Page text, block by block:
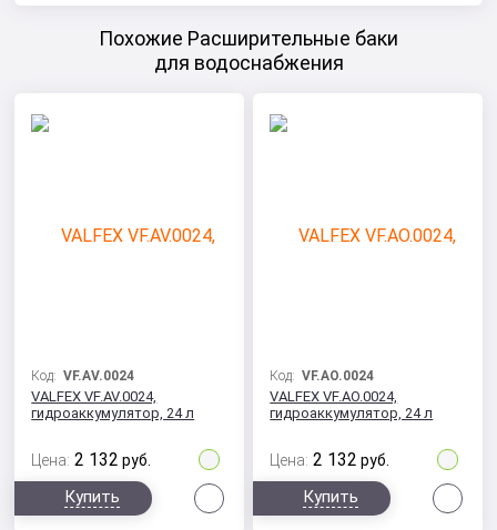
Похожие Расширительные баки
для водоснабжения
Код:VF.AV.0024
VALFEX VF.AV.0024,
гидроаккумулятор, 24 л
Цена: 2 132 руб.
Купить
Код:VF.AO.0024
VALFEX VF.AO.0024,
гидроаккумулятор, 24 л
Цена: 2 132 руб.
Купить